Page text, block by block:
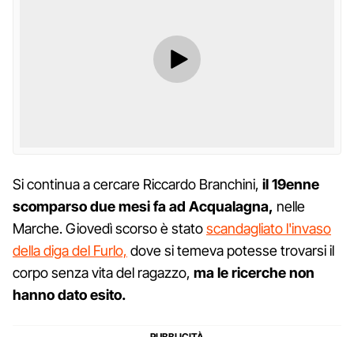
Si continua a cercare Riccardo Branchini, il 19enne
scomparso due mesi fa ad Acqualagna, nelle
Marche. Giovedì scorso è statoscandagliato l'invaso
della diga del Furlo, dove si temeva potesse trovarsi il
corpo senza vita del ragazzo, ma le ricerche non
hanno dato esito.